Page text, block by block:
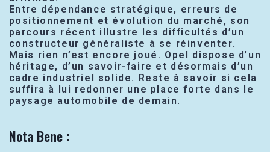
Entre dépendance stratégique, erreurs de
positionnement et évolution du marché, son
parcours récent illustre les difficultés d’un
constructeur généraliste à se réinventer.
Mais rien n’est encore joué. Opel dispose d’un
héritage, d’un savoir-faire et désormais d’un
cadre industriel solide. Reste à savoir si cela
suffira à lui redonner une place forte dans le
paysage automobile de demain.
Nota Bene :